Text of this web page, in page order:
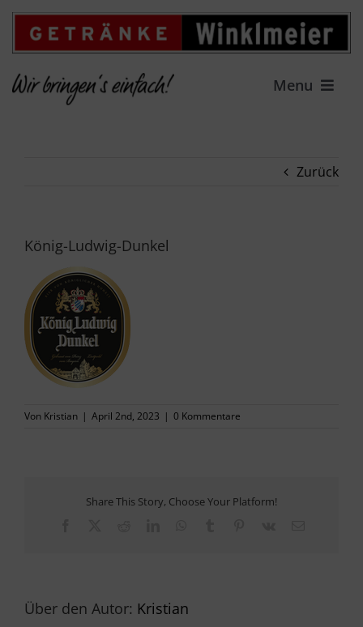
Zum
Inhalt
springen
Menu
GETRÄNKEFACHMARKT
ANGEBOT
FAMILIENUNTERNEHMEN
Zurück
König-Ludwig-Dunkel
Von Kristian | April 2nd, 2023 | 0 Kommentare
Share This Story, Choose Your Platform!
Über den Autor: Kristian